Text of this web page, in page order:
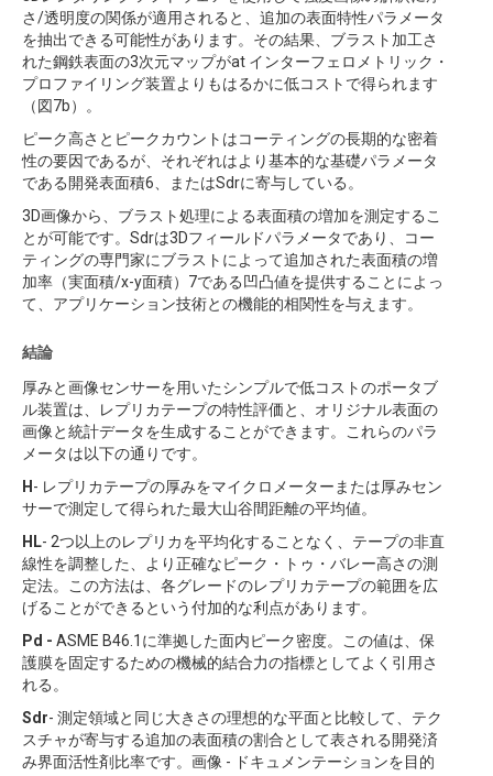
さ/透明度の関係が適用されると、追加の表面特性パラメータ
を抽出できる可能性があります。その結果、ブラスト加工さ
れた鋼鉄表面の3次元マップがat インターフェロメトリック・
プロファイリング装置よりもはるかに低コストで得られます
（図7b）。
ピーク高さとピークカウントはコーティングの長期的な密着
性の要因であるが、それぞれはより基本的な基礎パラメータ
である開発表面積6、またはSdrに寄与している。
3D画像から、ブラスト処理による表面積の増加を測定するこ
とが可能です。Sdrは3Dフィールドパラメータであり、コー
ティングの専門家にブラストによって追加された表面積の増
加率（実面積/x-y面積）7である凹凸値を提供することによっ
て、アプリケーション技術との機能的相関性を与えます。
結論
厚みと画像センサーを用いたシンプルで低コストのポータブ
ル装置は、レプリカテープの特性評価と、オリジナル表面の
画像と統計データを生成することができます。これらのパラ
メータは以下の通りです。
H - レプリカテープの厚みをマイクロメーターまたは厚みセン
サーで測定して得られた最大山谷間距離の平均値。
HL- 2つ以上のレプリカを平均化することなく、テープの非直
線性を調整した、より正確なピーク・トゥ・バレー高さの測
定法。この方法は、各グレードのレプリカテープの範囲を広
げることができるという付加的な利点があります。
Pd - ASME B46.1に準拠した面内ピーク密度。この値は、保
護膜を固定するための機械的結合力の指標としてよく引用さ
れる。
Sdr- 測定領域と同じ大きさの理想的な平面と比較して、テク
スチャが寄与する追加の表面積の割合として表される開発済
み界面活性剤比率です。画像 - ドキュメンテーションを目的